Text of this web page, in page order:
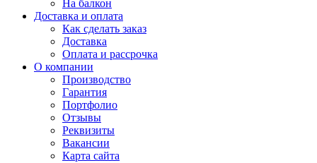
На балкон
Доставка и оплата
Как сделать заказ
Доставка
Оплата и рассрочка
О компании
Производство
Гарантия
Портфолио
Отзывы
Реквизиты
Вакансии
Карта сайта